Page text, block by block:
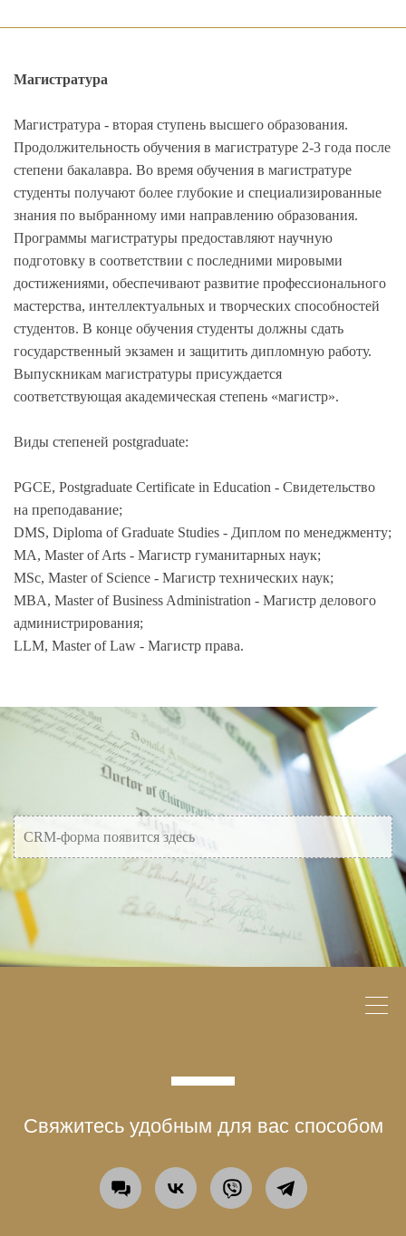
Магистратура
Магистратура - вторая ступень высшего образования.
Продолжительность обучения в магистратуре 2-3 года после
степени бакалавра. Во время обучения в магистратуре
студенты получают более глубокие и специализированные
знания по выбранному ими направлению образования.
Программы магистратуры предоставляют научную
подготовку в соответствии с последними мировыми
достижениями, обеспечивают развитие профессионального
мастерства, интеллектуальных и творческих способностей
студентов. В конце обучения студенты должны сдать
государственный экзамен и защитить дипломную работу.
Выпускникам магистратуры присуждается
соответствующая академическая степень «магистр».
Виды степеней postgraduate:
PGCE, Postgraduate Certificate in Education - Свидетельство
на преподавание;
DMS, Diploma of Graduate Studies - Диплом по менеджменту;
MA, Master of Arts - Магистр гуманитарных наук;
MSc, Master of Science - Магистр технических наук;
MBA, Master of Business Administration - Магистр делового
администрирования;
LLM, Master of Law - Магистр права.
CRM-форма появится здесь
Свяжитесь удобным для вас способом